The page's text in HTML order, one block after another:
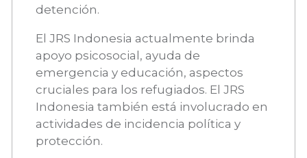
detención.
El JRS Indonesia actualmente brinda
apoyo psicosocial, ayuda de
emergencia y educación, aspectos
cruciales para los refugiados. El JRS
Indonesia también está involucrado en
actividades de incidencia política y
protección.